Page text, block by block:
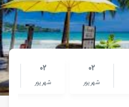
02
شهریور
02
شهریور